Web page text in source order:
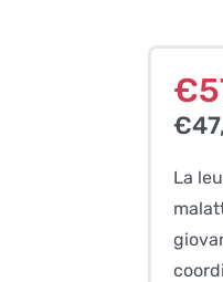
€
€
La